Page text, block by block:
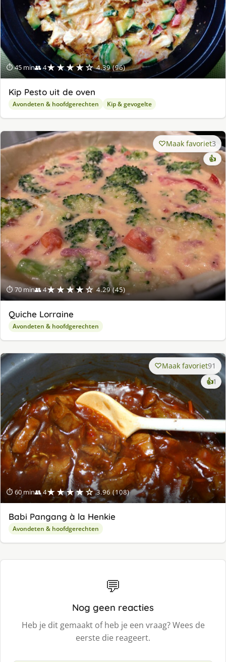
⏱ 45 min👥 4★★★★☆ 4.39 (96)
Kip Pesto uit de oven
Avondeten & hoofdgerechten Kip & gevogelte
⏱ 70 min👥 4★★★★☆ 4.29 (45)
Maak favoriet3
👍
Quiche Lorraine
Avondeten & hoofdgerechten
⏱ 60 min👥 4★★★★☆ 3.96 (108)
Maak favoriet91
👍1
Babi Pangang à la Henkie
Avondeten & hoofdgerechten
💬
Nog geen reacties
Heb je dit gemaakt of heb je een vraag? Wees de
eerste die reageert.